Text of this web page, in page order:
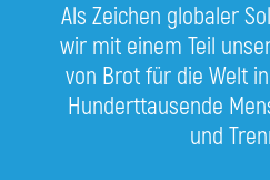
Als Zeichen globaler
wir mit einem Teil
von Brot für die Welt
Hunderttausende
und